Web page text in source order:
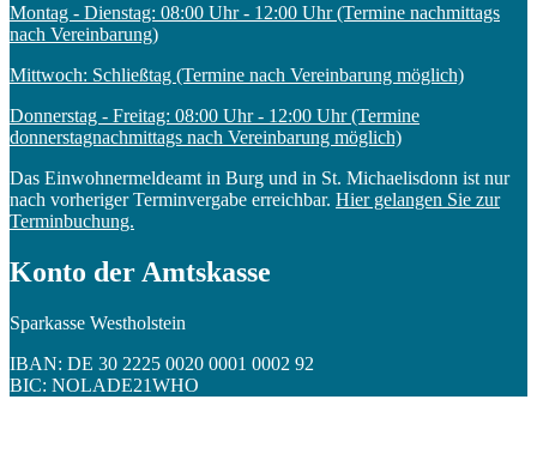
Montag - Dienstag: 08:00 Uhr - 12:00 Uhr (Termine nachmittags
nach Vereinbarung)
Mittwoch: Schließtag (Termine nach Vereinbarung möglich)
Donnerstag - Freitag: 08:00 Uhr - 12:00 Uhr (Termine
donnerstagnachmittags nach Vereinbarung möglich)
Das Einwohnermeldeamt in Burg und in St. Michaelisdonn ist nur
nach vorheriger Terminvergabe erreichbar. Hier gelangen Sie zur
Terminbuchung.
Konto der Amtskasse
Sparkasse Westholstein
IBAN: DE 30 2225 0020 0001 0002 92
BIC: NOLADE21WHO